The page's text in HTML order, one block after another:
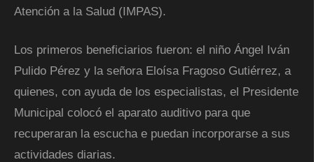
Atención a la Salud (IMPAS).
Los primeros beneficiarios fueron: el niño Ángel Iván
Pulido Pérez y la señora Eloísa Fragoso Gutiérrez, a
quienes, con ayuda de los especialistas, el Presidente
Municipal colocó el aparato auditivo para que
recuperaran la escucha e puedan incorporarse a sus
actividades diarias.